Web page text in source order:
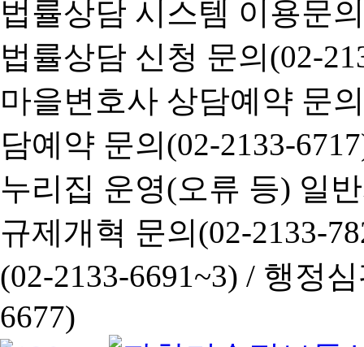
법률상담 시스템 이용문
법률상담 신청 문의(02-
마을변호사 상담예약 문
담예약 문의(02-2133-
누리집 운영(오류 등) 일
규제개혁 문의(02-2133-
(02-2133-6691~3) / 행정심
6677)